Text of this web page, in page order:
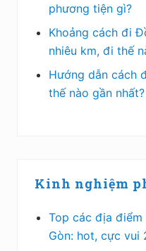
phương tiện gì?
Khoảng cách đi
nhiêu km, đi thế
Hướng dẫn cách
thế nào gần nhất?
Kinh nghiệm
Top các địa điểm
Gòn: hot, cực vui